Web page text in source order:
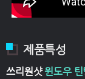
제품특성
쓰리원샷윈도우